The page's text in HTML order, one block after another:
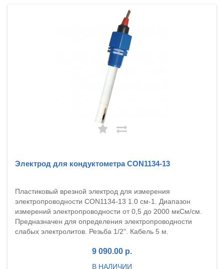
Электрод для кондуктометра CON1134-13
Пластиковый врезной электрод для измерения
электропроводности CON1134-13 1.0 см-1. Диапазон
измерений электропроводности от 0,5 до 2000 мкСм/см.
Предназначен для определения электропроводности
слабых электролитов. Резьба 1/2". Кабель 5 м.
9 090.00 р.
В НАЛИЧИИ